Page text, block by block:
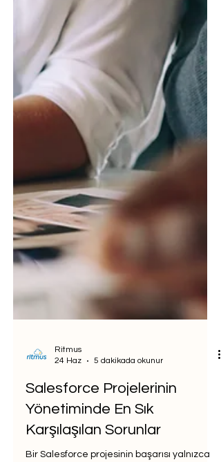
24 Haz
5 dakikada okunur
Salesforce Projelerinin
Yönetiminde En Sık
Karşılaşılan Sorunlar